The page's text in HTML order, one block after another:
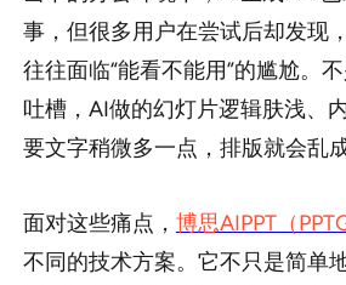
事，但很多用户在尝试后却发现
往往面临“能看不能用”的尴尬。
吐槽，AI做的幻灯片逻辑肤浅、
要文字稍微多一点，排版就会乱成
面对这些痛点， 博思AIPPT（
不同的技术方案。它不只是简单